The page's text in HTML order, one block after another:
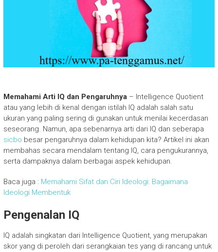
Memahami Arti IQ dan Pengaruhnya– Intelligence Quotient
atau yang lebih di kenal dengan istilah IQ adalah salah satu
ukuran yang paling sering di gunakan untuk menilai kecerdasan
seseorang. Namun, apa sebenarnya arti dari IQ dan seberapa
sicbo besar pengaruhnya dalam kehidupan kita? Artikel ini akan
membahas secara mendalam tentang IQ, cara pengukurannya,
serta dampaknya dalam berbagai aspek kehidupan.
Baca juga : Memahami Sifat dan Ciri Ideologi: Bagaimana
Ideologi Membentuk
Pengenalan IQ
IQ adalah singkatan dari Intelligence Quotient, yang merupakan
skor yang di peroleh dari serangkaian tes yang di rancang untuk